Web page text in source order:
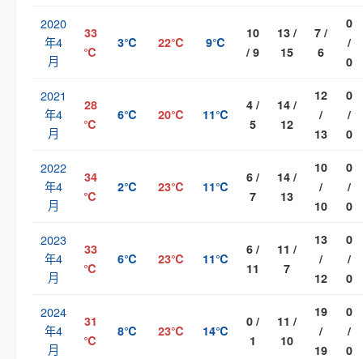
2020
年4
月
33
℃
3℃ 22℃ 9℃
10
/ 9
13 /
15
7 /
6
0
/
0
2021
年4
月
28
℃
6℃ 20℃ 11℃
4 /
5
14 /
12
12
/
13
0
/
0
2022
年4
月
34
℃
2℃ 23℃ 11℃
6 /
7
14 /
13
10
/
10
0
/
0
2023
年4
月
33
℃
6℃ 23℃ 11℃
6 /
11
11 /
7
13
/
12
0
/
0
2024
年4
月
31
℃
8℃ 23℃ 14℃
0 /
1
11 /
10
19
/
19
0
/
0